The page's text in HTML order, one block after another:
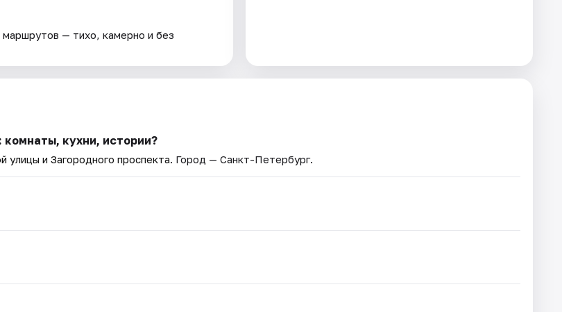
— тихо, камерно и без
кухни, истории?
улицы и Загородного проспекта. Город — Санкт-Петербург.